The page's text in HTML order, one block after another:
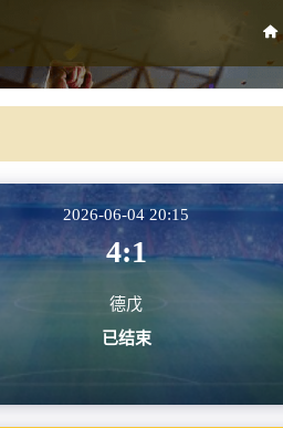
2026-06-04 20:15
4:1
德戊
已结束